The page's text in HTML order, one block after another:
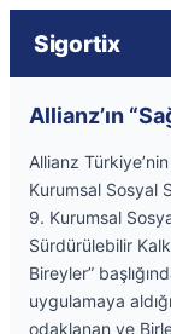
Sigortix
Allianz’ın
Allianz
Kurumsal Sosyal
9. Kurumsal
Sürdürülebilir
Bireyler”
uygulamaya
odaklanan ve